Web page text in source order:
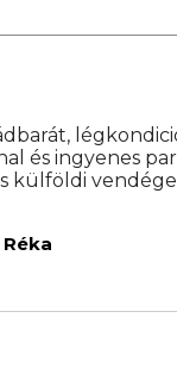
és ingyenes
külföldi